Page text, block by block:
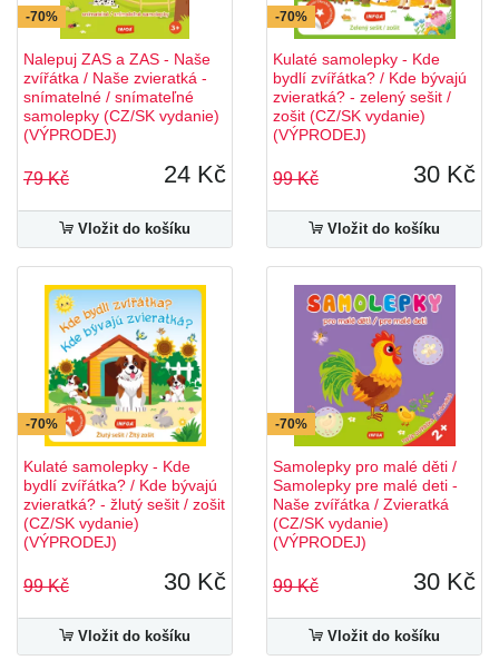
-70%
Nalepuj ZAS a ZAS - Naše
zvířátka / Naše zvieratká -
snímatelné / snímateľné
samolepky (CZ/SK vydanie)
(VÝPRODEJ)
79 Kč 24 Kč
Vložit do košíku
-70%
Kulaté samolepky - Kde
bydlí zvířátka? / Kde bývajú
zvieratká? - zelený sešit /
zošit (CZ/SK vydanie)
(VÝPRODEJ)
99 Kč 30 Kč
Vložit do košíku
-70%
Kulaté samolepky - Kde
bydlí zvířátka? / Kde bývajú
zvieratká? - žlutý sešit / zošit
(CZ/SK vydanie)
(VÝPRODEJ)
99 Kč 30 Kč
Vložit do košíku
-70%
Samolepky pro malé děti /
Samolepky pre malé deti -
Naše zvířátka / Zvieratká
(CZ/SK vydanie)
(VÝPRODEJ)
99 Kč 30 Kč
Vložit do košíku